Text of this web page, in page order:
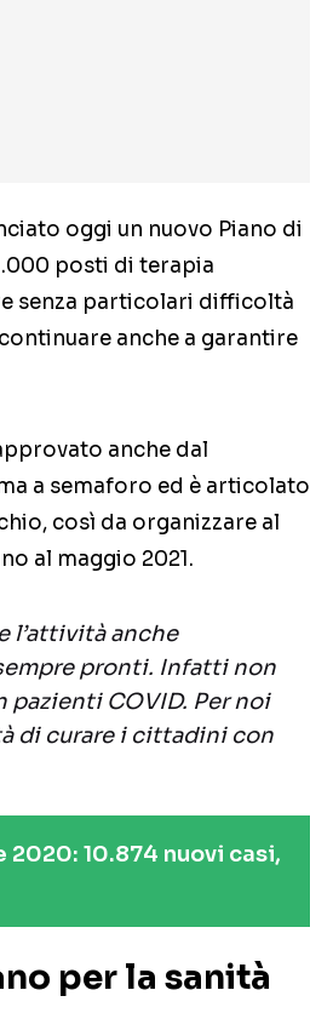
oggi un nuovo Piano di
posti di terapia
senza particolari difficoltà
anche a garantire
anche dal
a semaforo ed è articolato
così da organizzare al
al maggio 2021.
l’attività anche
pronti. Infatti non
COVID. Per noi
di curare i cittadini con
10.874 nuovi casi,
per la sanità